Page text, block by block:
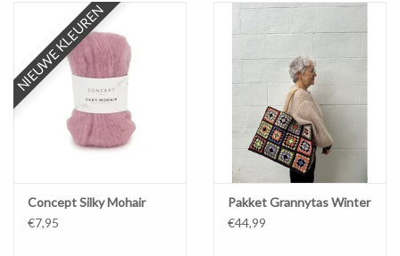
NIEUWE KLEUREN
Concept Silky Mohair
€7,95
Pakket Grannytas Winter
€44,99